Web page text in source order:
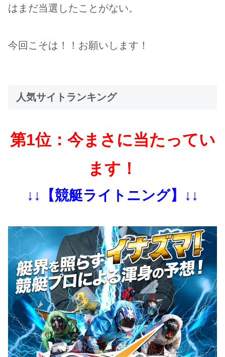
はまだ当選したことがない。
今回こそは！！お願いします！
人気サイトランキング
第1位：今まさに当たってい
ます！
↓↓【競艇ライトニング】↓↓